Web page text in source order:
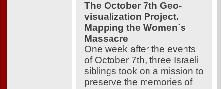
The October 7th Geo-
visualization Project.
Mapping the Women´s
Massacre
One week after the events
of October 7th, three Israeli
siblings took on a mission to
preserve the memories of